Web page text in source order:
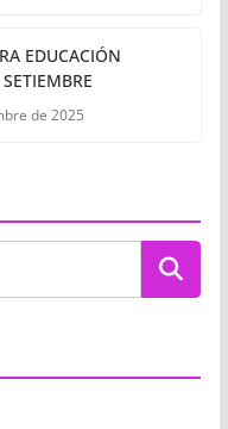
EDUCACIÓN
de 2025